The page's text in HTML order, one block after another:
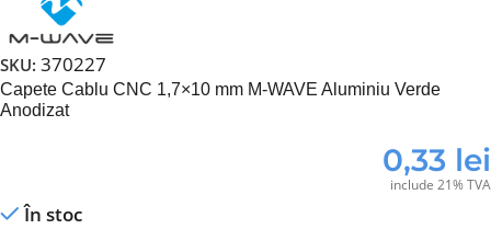
SKU: 370227
Capete Cablu CNC 1,7×10 mm M-WAVE Aluminiu Verde
Anodizat
0,33 lei
include 21% TVA
În stoc